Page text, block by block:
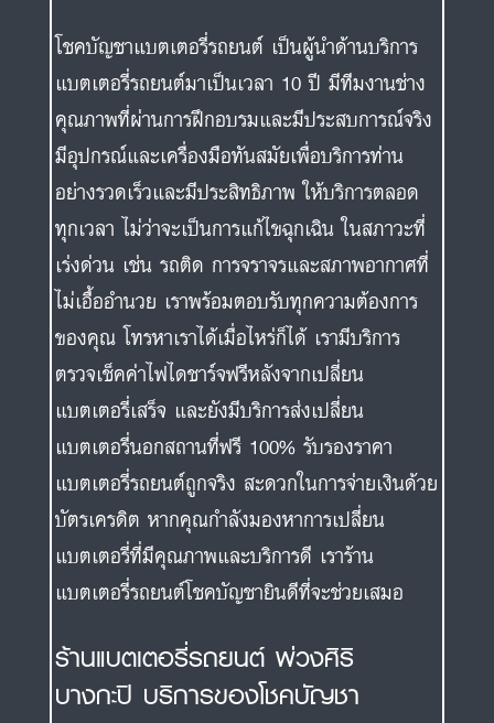
โชคบัญชาแบตเตอรี่รถยนต์ เป็นผู้นำด้านบริการ
แบตเตอรี่รถยนต์มาเป็นเวลา 10 ปี มีทีมงานช่าง
คุณภาพที่ผ่านการฝึกอบรมและมีประสบการณ์จริง
มีอุปกรณ์และเครื่องมือทันสมัยเพื่อบริการท่าน
อย่างรวดเร็วและมีประสิทธิภาพ ให้บริการตลอด
ทุกเวลา ไม่ว่าจะเป็นการแก้ไขฉุกเฉิน ในสภาวะที่
เร่งด่วน เช่น รถติด การจราจรและสภาพอากาศที่
ไม่เอื้ออำนวย เราพร้อมตอบรับทุกความต้องการ
ของคุณ โทรหาเราได้เมื่อไหร่ก็ได้ เรามีบริการ
ตรวจเช็คค่าไฟไดชาร์จฟรีหลังจากเปลี่ยน
แบตเตอรี่เสร็จ และยังมีบริการส่งเปลี่ยน
แบตเตอรี่นอกสถานที่ฟรี 100% รับรองราคา
แบตเตอรี่รถยนต์ถูกจริง สะดวกในการจ่ายเงินด้วย
บัตรเครดิต หากคุณกำลังมองหาการเปลี่ยน
แบตเตอรี่ที่มีคุณภาพและบริการดี เราร้าน
แบตเตอรี่รถยนต์โชคบัญชายินดีที่จะช่วยเสมอ
ร้านแบตเตอรี่รถยนต์ พ่วงศิริ
บางกะปิ บริการของโชคบัญชา